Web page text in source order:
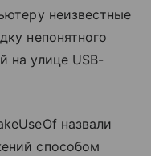
неизвестные
непонятного
на улице USB-
назвали
способом